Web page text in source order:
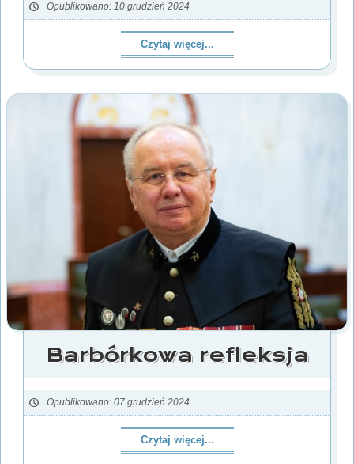
Opublikowano: 10 grudzień 2024
Czytaj więcej...
Barbórkowa refleksja
Opublikowano: 07 grudzień 2024
Czytaj więcej...